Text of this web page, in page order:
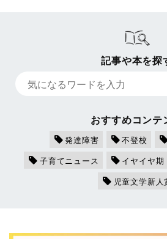
記事や本を探
おすすめコンテ
発達障害 不登校
子育てニュース
イヤイヤ期
児童文学新人